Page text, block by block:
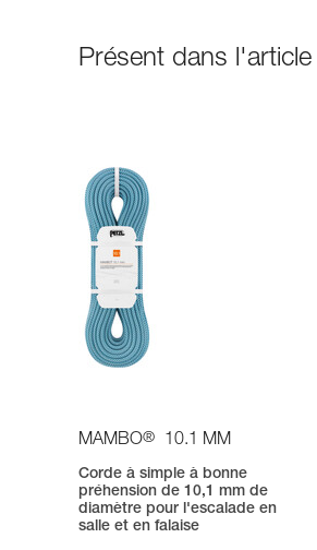
Présent dans l'article
MAMBO® 10.1 MM
Corde à simple à bonne
préhension de 10,1 mm de
diamètre pour l'escalade en
salle et en falaise